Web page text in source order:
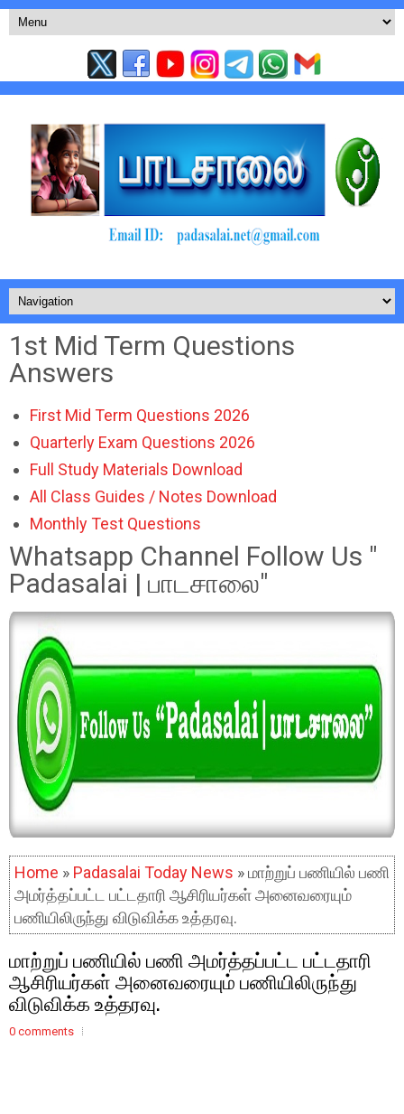
1st Mid Term Questions
Answers
First Mid Term Questions 2026
Quarterly Exam Questions 2026
Full Study Materials Download
All Class Guides / Notes Download
Monthly Test Questions
Whatsapp Channel Follow Us "
Padasalai | பாடசாலை"
Home » Padasalai Today News » மாற்றுப் பணியில் பணி
அமர்த்தப்பட்ட பட்டதாரி ஆசிரியர்கள் அனைவரையும்
பணியிலிருந்து விடுவிக்க உத்தரவு.
மாற்றுப் பணியில் பணி அமர்த்தப்பட்ட பட்டதாரி
ஆசிரியர்கள் அனைவரையும் பணியிலிருந்து
விடுவிக்க உத்தரவு.
0 comments